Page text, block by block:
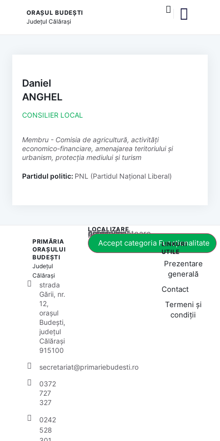
ORAȘUL BUDEȘTI
JudețulCălărași
Daniel
ANGHEL
CONSILIER LOCAL
membru - Comisia de agricultură, activități
economico-financiare, amenajarea teritoriului și
urbanism, protecția mediului și turism
Partidul politic: PNL (Partidul Național Liberal)
PRIMĂRIA
ORAȘULUI
BUDEȘTI
Județul
Călărași
strada
Gării, nr.
12,
orașul
Budești,
județul
Călărași
915100
secretariat@primariebudesti.ro
0372
727
327
0242
528
LOCALIZARE
Acest conținut este blocat până când acceptați categoria corespunzătoare de cookie-uri.
Accept categoria Funcționalitate
LINKURI
UTILE
Prezentare
generală
Contact
Termeni și
condiții